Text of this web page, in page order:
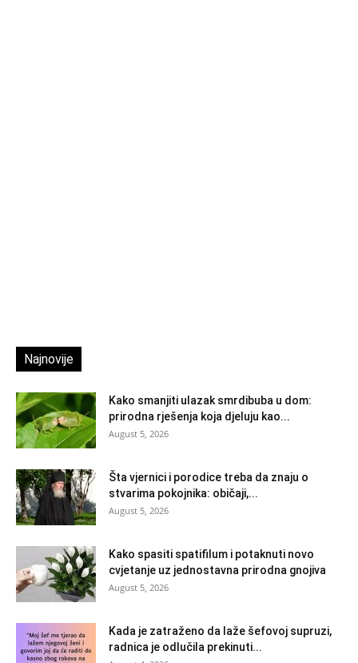
Najnovije
Kako smanjiti ulazak smrdibuba u dom:
prirodna rješenja koja djeluju kao...
August 5, 2026
Šta vjernici i porodice treba da znaju o
stvarima pokojnika: običaji,...
August 5, 2026
Kako spasiti spatifilum i potaknuti novo
cvjetanje uz jednostavna prirodna gnojiva
August 5, 2026
Kada je zatraženo da laže šefovoj supruzi,
radnica je odlučila prekinuti...